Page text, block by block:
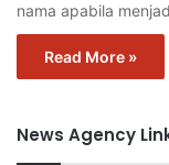
nama apabila
Read More »
News Agency